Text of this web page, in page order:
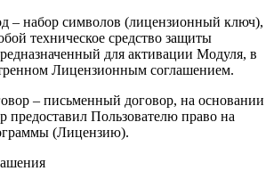
– набор символов (лицензионный ключ),
техническое средство защиты
для активации Модуля, в
Лицензионным соглашением.
– письменный договор, на основании
предоставил Пользователю право на
(Лицензию).